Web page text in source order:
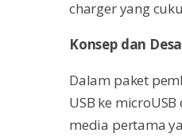
charger yang
Konsep dan
Dalam paket
USB ke
media pertama